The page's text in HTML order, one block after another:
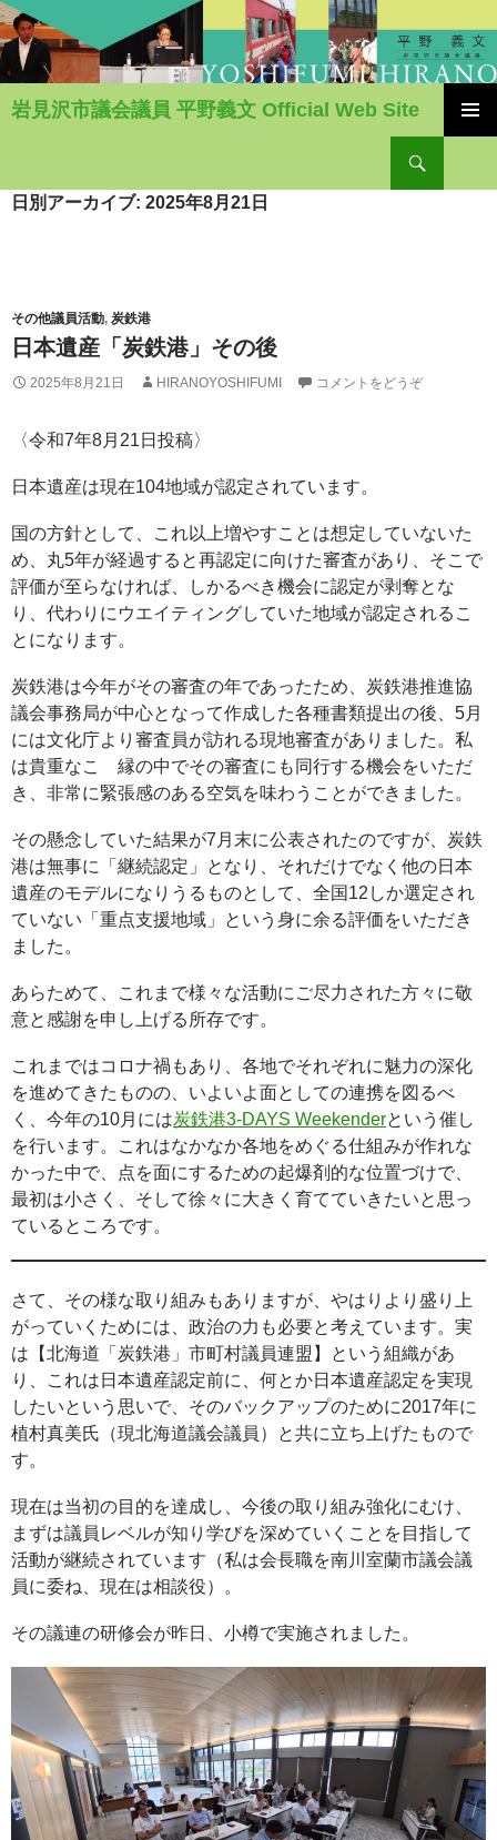
岩見沢市議会議員 平野義文 Official Web Site
ン
日別アーカイブ: 2025年8月21日
その他議員活動, 炭鉄港
日本遺産「炭鉄港」その後
2025年8月21日 HIRANOYOSHIFUMI コメントをどうぞ
〈令和7年8月21日投稿〉
日本遺産は現在104地域が認定されています。
国の方針として、これ以上増やすことは想定していないた
め、丸5年が経過すると再認定に向けた審査があり、そこで
評価が至らなければ、しかるべき機会に認定が剥奪とな
り、代わりにウエイティングしていた地域が認定されるこ
とになります。
炭鉄港は今年がその審査の年であったため、炭鉄港推進協
議会事務局が中心となって作成した各種書類提出の後、5月
には文化庁より審査員が訪れる現地審査がありました。私
は貴重なこ゚縁の中でその審査にも同行する機会をいただ
き、非常に緊張感のある空気を味わうことができました。
その懸念していた結果が7月末に公表されたのですが、炭鉄
港は無事に「継続認定」となり、それだけでなく他の日本
遺産のモデルになりうるものとして、全国12しか選定され
ていない「重点支援地域」という身に余る評価をいただき
ました。
あらためて、これまで様々な活動にご尽力された方々に敬
意と感謝を申し上げる所存です。
これまではコロナ禍もあり、各地でそれぞれに魅力の深化
を進めてきたものの、いよいよ面としての連携を図るべ
く、今年の10月には炭鉄港3-DAYS Weekenderという催し
を行います。これはなかなか各地をめぐる仕組みが作れな
かった中で、点を面にするための起爆剤的な位置づけで、
最初は小さく、そして徐々に大きく育てていきたいと思っ
ているところです。
さて、その様な取り組みもありますが、やはりより盛り上
がっていくためには、政治の力も必要と考えています。実
は【北海道「炭鉄港」市町村議員連盟】という組織があ
り、これは日本遺産認定前に、何とか日本遺産認定を実現
したいという思いで、そのバックアップのために2017年に
植村真美氏（現北海道議会議員）と共に立ち上げたもので
す。
現在は当初の目的を達成し、今後の取り組み強化にむけ、
まずは議員レベルが知り学びを深めていくことを目指して
活動が継続されています（私は会長職を南川室蘭市議会議
員に委ね、現在は相談役）。
その議連の研修会が昨日、小樽で実施されました。